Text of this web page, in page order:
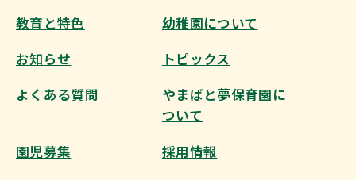
教育と特色
幼稚園について
お知らせ
トピックス
よくある質問
やまばと夢保育園に
ついて
園児募集
採用情報